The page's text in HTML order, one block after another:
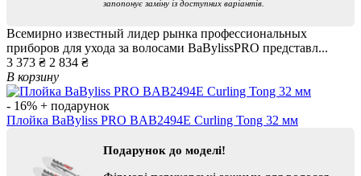
запопонує заміну із доступних варіантів.
Всемирно известный лидер рынка профессиональных
приборов для ухода за волосами BaBylissPRO представл...
3 373 ₴ 2 834 ₴
В корзину
- 16% + подарунок
Плойка BaByliss PRO BAB2494E Curling Tong 32 мм
Подарунок до моделі!